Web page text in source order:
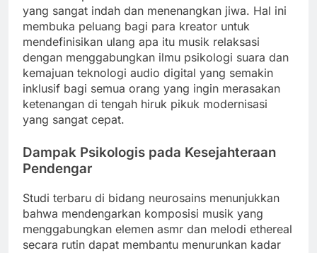
yang sangat indah dan menenangkan jiwa. Hal ini
membuka peluang bagi para kreator untuk
mendefinisikan ulang apa itu musik relaksasi
dengan menggabungkan ilmu psikologi suara dan
kemajuan teknologi audio digital yang semakin
inklusif bagi semua orang yang ingin merasakan
ketenangan di tengah hiruk pikuk modernisasi
yang sangat cepat.
Dampak Psikologis pada Kesejahteraan
Pendengar
Studi terbaru di bidang neurosains menunjukkan
bahwa mendengarkan komposisi musik yang
menggabungkan elemen asmr dan melodi ethereal
secara rutin dapat membantu menurunkan kadar